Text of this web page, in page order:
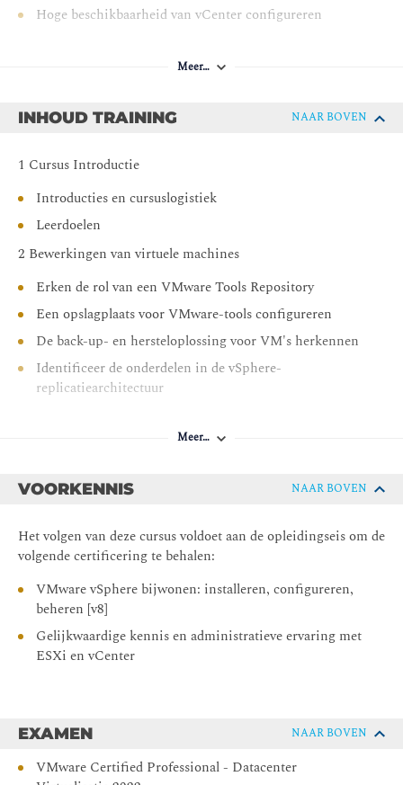
Hoge beschikbaarheid van vCenter configureren
De prestaties van vCenter, ESXi en VM's bewaken in de
Beveilig vCenter, ESXi en VM's in uw vSphere-
VMware vSphere Trust Authority gebruiken om de
infrastructuur voor versleutelde VM's te beveiligen
Identity Federation gebruiken om het vCenter te
configureren voor het gebruik van externe
identiteitsbronnen
Meer…
INHOUD TRAINING NAAR BOVEN
1 Cursus Introductie
Introducties en cursuslogistiek
Leerdoelen
2 Bewerkingen van virtuele machines
Erken de rol van een VMware Tools Repository
Een opslagplaats voor VMware-tools configureren
De back-up- en hersteloplossing voor VM's herkennen
Identificeer de onderdelen in de vSphere-
replicatiearchitectuur
Gerepliceerde VM's herstellen
Beschrijf hoe schaalbare shares werken
Beschrijf de functie van de vCLS
Herken bewerkingen die de gezonde werking van
vCLS-VM's kunnen verstoren
4 Netwerk operaties
Configureer en beheer vSphere gedistribueerde
prestaties verbetert
Uitleg geven over gedistribueerde switchfuncties zoals
poortspiegeling en NetFlow
Meer…
VOORKENNIS NAAR BOVEN
Het volgen van deze cursus voldoet aan de opleidingseis om de
volgende certificering te behalen:
VMware vSphere bijwonen: installeren, configureren,
beheren [v8]
Gelijkwaardige kennis en administratieve ervaring met
ESXi en vCenter
EXAMEN NAAR BOVEN
VMware Certified Professional - Datacenter